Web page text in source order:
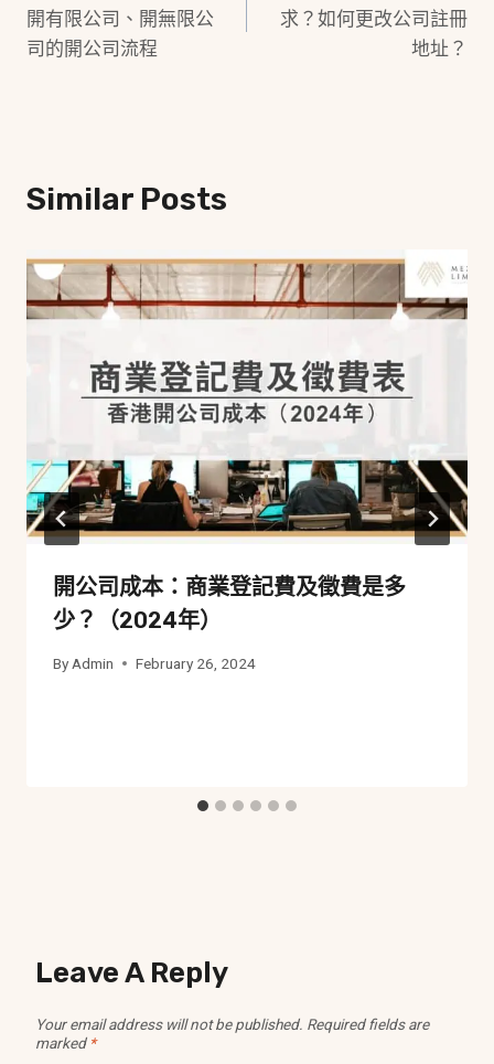
開有限公司、開無限公
司的開公司流程
求？如何更改公司註冊
地址？
Similar Posts
開公司成本：商業登記費及徵費是多
少？（2024年）
By Admin February 26, 2024
Leave A Reply
Your email address will not be published. Required fields are
marked *